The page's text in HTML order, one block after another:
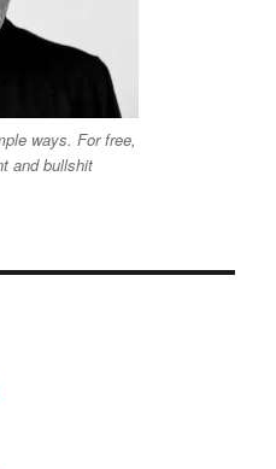
ways. For free,
and bullshit